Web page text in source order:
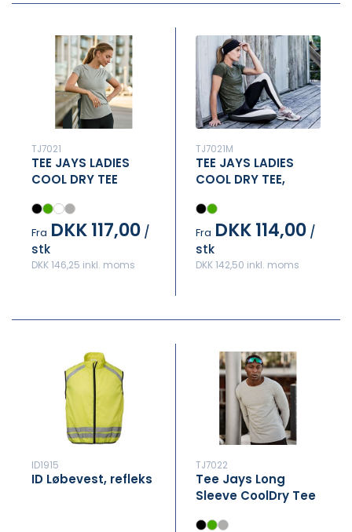
TJ7021
TEE JAYS LADIES
COOL DRY TEE
Fra DKK 117,00 /
stk
DKK 146,25 inkl. moms
TJ7021M
TEE JAYS LADIES
COOL DRY TEE,
Fra DKK 114,00 /
stk
DKK 142,50 inkl. moms
ID1915
ID Løbevest, refleks
TJ7022
Tee Jays Long
Sleeve CoolDry Tee